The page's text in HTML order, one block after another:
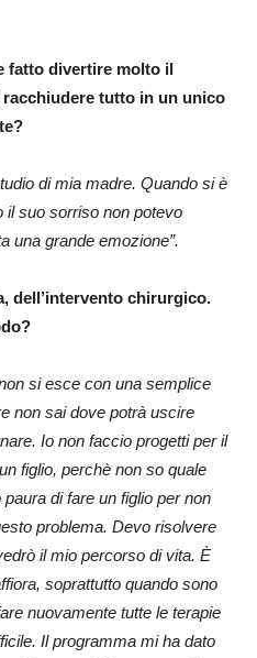
fatto divertire molto il
tutto in un unico
di mia madre. Quando si è
il suo sorriso non potevo
una grande emozione”.
dell’intervento chirurgico.
si esce con una semplice
non sai dove potrà uscire
Io non faccio progetti per il
figlio, perchè non so quale
di fare un figlio per non
problema. Devo risolvere
il mio percorso di vita. È
soprattutto quando sono
nuovamente tutte le terapie
Il programma mi ha dato